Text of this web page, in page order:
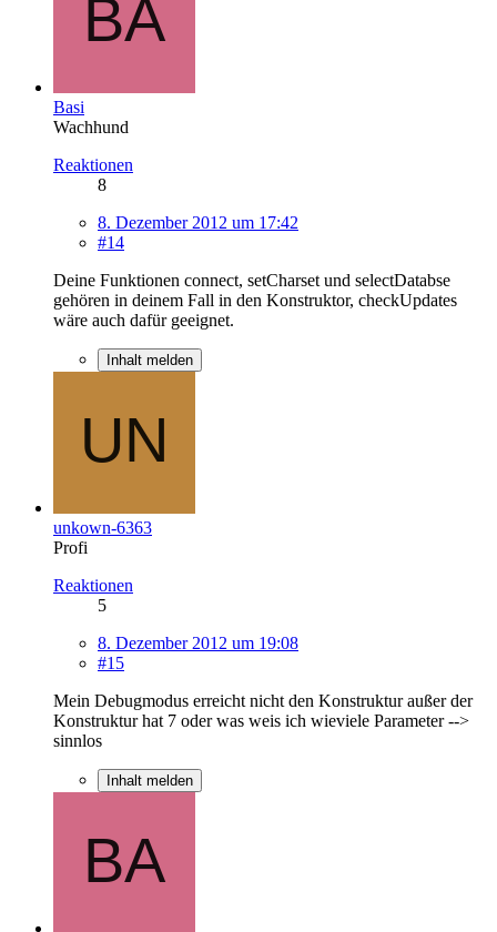
Basi
Wachhund
Reaktionen
8
8. Dezember 2012 um 17:42
#14
Deine Funktionen connect, setCharset und selectDatabse
gehören in deinem Fall in den Konstruktor, checkUpdates
wäre auch dafür geeignet.
Inhalt melden
unkown-6363
Profi
Reaktionen
5
8. Dezember 2012 um 19:08
#15
Mein Debugmodus erreicht nicht den Konstruktur außer der
Konstruktur hat 7 oder was weis ich wieviele Parameter -->
sinnlos
Inhalt melden